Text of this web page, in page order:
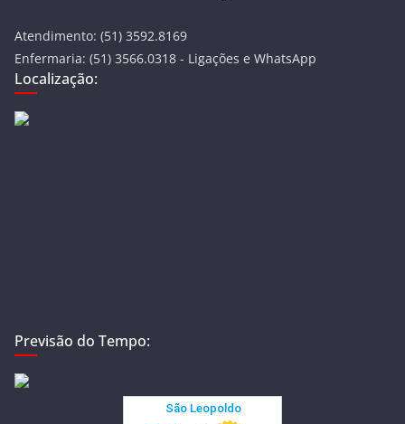
Atendimento: (51) 3592.8169
Enfermaria: (51) 3566.0318 - Ligações e WhatsApp
Localização:
Previsão do Tempo: